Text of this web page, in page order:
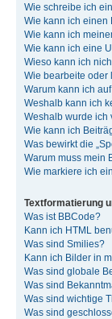
Wie schreibe ich
Wie kann ich einen
Wie kann ich
Wie kann ich eine
Wieso kann ich
Wie bearbeite oder
Warum kann ich
Weshalb kann ich
Weshalb wurde ich
Wie kann ich
Was bewirkt die
Warum muss mein
Wie markiere ich
Textformatierung
Was ist BBCode?
Kann ich HTML
Was sind Smilies?
Kann ich Bilder in
Was sind globale
Was sind
Was sind wichtige
Was sind